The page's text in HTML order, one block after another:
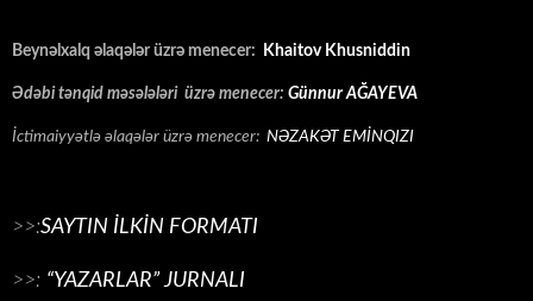
Beynəlxalq əlaqələr üzrə menecer: Khaitov Khusniddin
Ədəbi tənqid məsələləri üzrə menecer: Günnur AĞAYEVA
İctimaiyyətlə əlaqələr üzrə menecer: NƏZAKƏT EMİNQIZI
>>:SAYTIN İLKİN FORMATI
>>: “YAZARLAR” JURNALI